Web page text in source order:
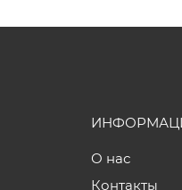
О нас
Контакты